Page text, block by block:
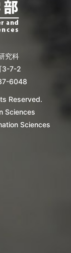
究科
3-7-2
6048
Reserved.
Sciences
Sciences